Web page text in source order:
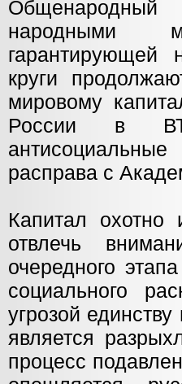
Общенародный
народными
гарантирующей
круги
мировому
России в
расправа с
Капитал охотно
отвлечь
очередного
социального
угрозой
является
процесс